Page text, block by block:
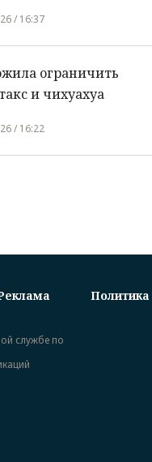
/ 16:37
ограничить
и чихуахуа
/ 16:22
службе по